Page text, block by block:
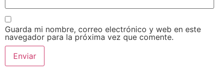
Guarda mi nombre, correo electrónico y web en este
navegador para la próxima vez que comente.